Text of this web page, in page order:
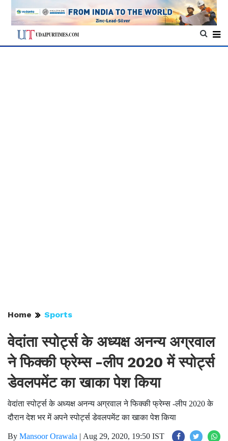
Home Sports
वेदांता स्पोर्ट्स के अध्यक्ष अनन्य अग्रवाल
ने फिक्की फ्रेम्स -लीप 2020 में स्पोर्ट्स
डेवलपमेंट का खाका पेश किया
वेदांता स्पोर्ट्स के अध्यक्ष अनन्य अग्रवाल ने फिक्की फ्रेम्स -लीप 2020 के
दौरान देश भर में अपने स्पोर्ट्स डेवलपमेंट का खाका पेश किया
By Mansoor Orawala | Aug 29, 2020, 19:50 IST